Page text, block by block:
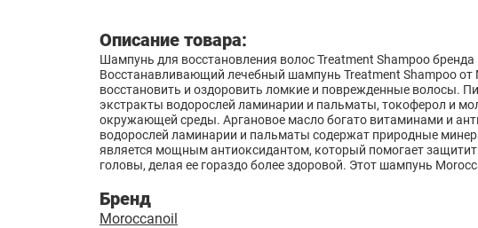
Описание товара:
Шампунь для восстановления волос Treatment Shampoo
Восстанавливающий лечебный шампунь Treatment Shampoo
восстановить и оздоровить ломкие и поврежденные волосы.
экстракты водорослей ламинарии и пальматы, токоферол и
окружающей среды. Аргановое масло богато витаминами и
водорослей ламинарии и пальматы содержат природные
является мощным антиоксидантом, который помогает
головы, делая ее гораздо более здоровой. Этот шампунь
Бренд
Moroccanoil